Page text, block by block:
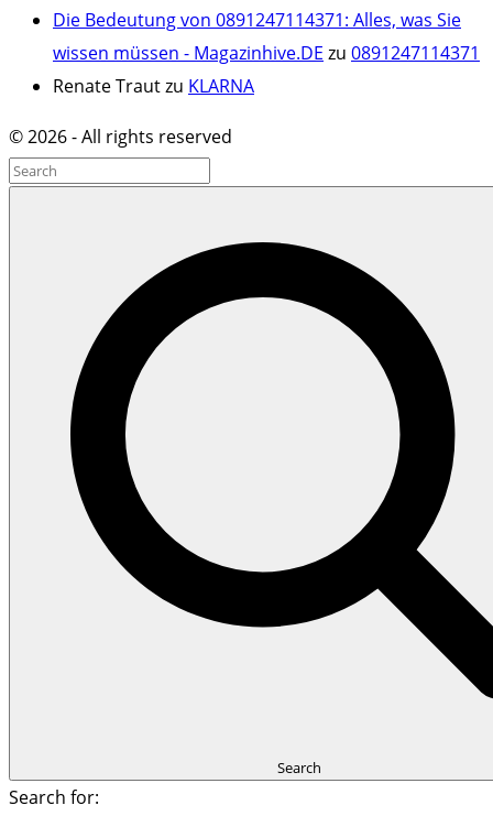
Die Bedeutung von 0891247114371: Alles, was Sie
wissen müssen - Magazinhive.DE zu 0891247114371
Renate Trautzu KLARNA
©2026- All rights reserved
Search
Search for: